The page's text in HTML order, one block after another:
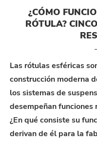
¿CÓMO
RÓTULA?
Las rótulas esféricas
construcción moderna
los sistemas de
desempeñan
¿En qué consiste su
derivan de él para la